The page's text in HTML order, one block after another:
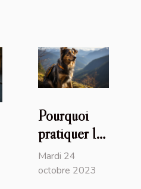
Pourquoi
pratiquer le
cani-VTT
avec son
Mardi 24
octobre 2023